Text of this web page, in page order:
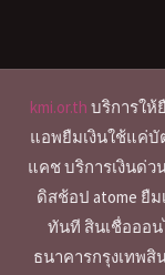
kmi.or.th บริการให้
แอพยืมเงินใช้แค่
แคช บริการเงินด่
ดิสช้อป atome ยื
ทันที สินเชื่อออ
ธนาคารกรุงเทพสิ